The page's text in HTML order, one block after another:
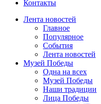
Контакты
Лента новостей
Главное
Популярное
События
Лента новостей
Музей Победы
Одна на всех
Музей Победы
Наши традиции
Лица Победы